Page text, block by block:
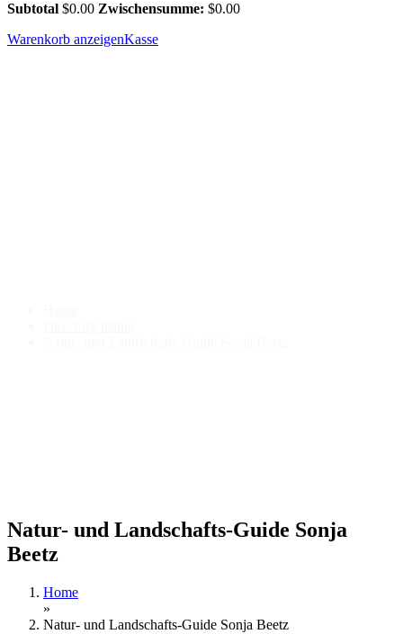
Subtotal $0.00 Zwischensumme: $0.00
Warenkorb anzeigenKasse
Natur- und Landschafts-Guide Sonja
Beetz
Home
»
Natur- und Landschafts-Guide Sonja Beetz